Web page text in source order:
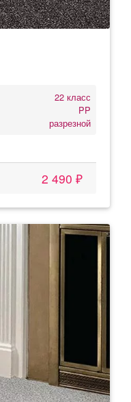
22 класс
PP
разрезной
2 490 ₽